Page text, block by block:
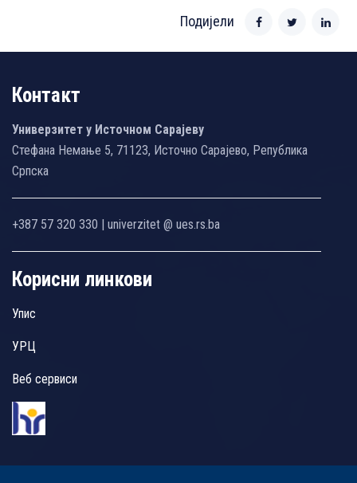
Подијели
Контакт
Универзитет у Источном Сарајеву
Стефана Немање 5, 71123, Источно Сарајево, Република
Српска
+387 57 320 330 | univerzitet @ ues.rs.ba
Корисни линкови
Упис
УРЦ
Веб сервиси